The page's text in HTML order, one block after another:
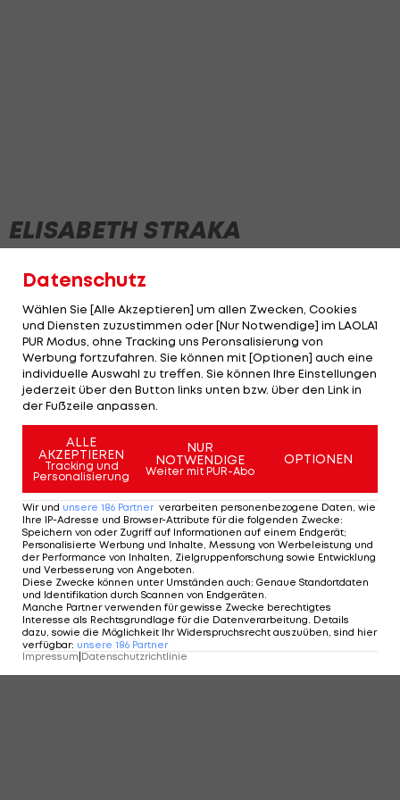
ELISABETH STRAKA
Datenschutz
Wählen Sie [Alle Akzeptieren] um allen Zwecken, Cookies
und Diensten zuzustimmen oder [Nur Notwendige] im LAOLA1
PUR Modus, ohne Tracking uns Peronsalisierung von
Werbung fortzufahren. Sie können mit [Optionen] auch eine
individuelle Auswahl zu treffen. Sie können Ihre Einstellungen
jederzeit über den Button links unten bzw. über den Link in
der Fußzeile anpassen.
ALLE
AKZEPTIEREN
Tracking und
Personalisierung
NUR
NOTWENDIGE
Weiter mit PUR-Abo
OPTIONEN
Wir und unsere 186 Partner verarbeiten personenbezogene Daten, wie
Ihre IP-Adresse und Browser-Attribute für die folgenden Zwecke:
Speichern von oder Zugriff auf Informationen auf einem Endgerät;
Personalisierte Werbung und Inhalte, Messung von Werbeleistung und
der Performance von Inhalten, Zielgruppenforschung sowie Entwicklung
und Verbesserung von Angeboten.
Diese Zwecke können unter Umständen auch: Genaue Standortdaten
und Identifikation durch Scannen von Endgeräten.
Manche Partner verwenden für gewisse Zwecke berechtigtes
Interesse als Rechtsgrundlage für die Datenverarbeitung. Details
dazu, sowie die Möglichkeit Ihr Widerspruchsrecht auszuüben, sind hier
verfügbar: unsere 186 Partner
Impressum Datenschutzrichtlinie